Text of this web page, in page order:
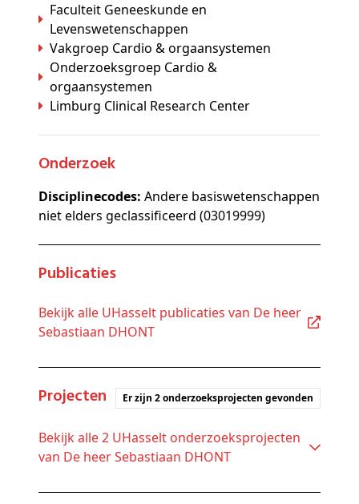
Faculteit Geneeskunde en
Levenswetenschappen
Vakgroep Cardio & orgaansystemen
Onderzoeksgroep Cardio &
orgaansystemen
Limburg Clinical Research Center
Onderzoek
Disciplinecodes: Andere basiswetenschappen
niet elders geclassificeerd (03019999)
Publicaties
Bekijk alle UHasselt publicaties van De heer
Sebastiaan DHONT
Projecten Er zijn 2 onderzoeksprojecten gevonden
Bekijk alle 2 UHasselt onderzoeksprojecten
van De heer Sebastiaan DHONT